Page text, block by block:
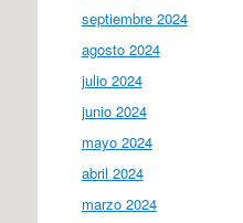
septiembre 2024
agosto 2024
julio 2024
junio 2024
mayo 2024
abril 2024
marzo 2024